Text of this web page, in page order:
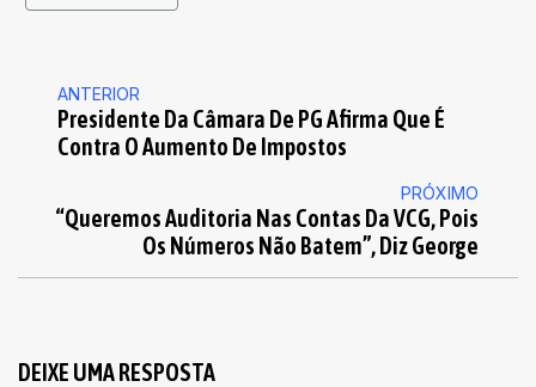
ANTERIOR
Presidente Da Câmara De PG Afirma Que É
Contra O Aumento De Impostos
PRÓXIMO
“Queremos Auditoria Nas Contas Da VCG, Pois
Os Números Não Batem”, Diz George
DEIXE UMA RESPOSTA